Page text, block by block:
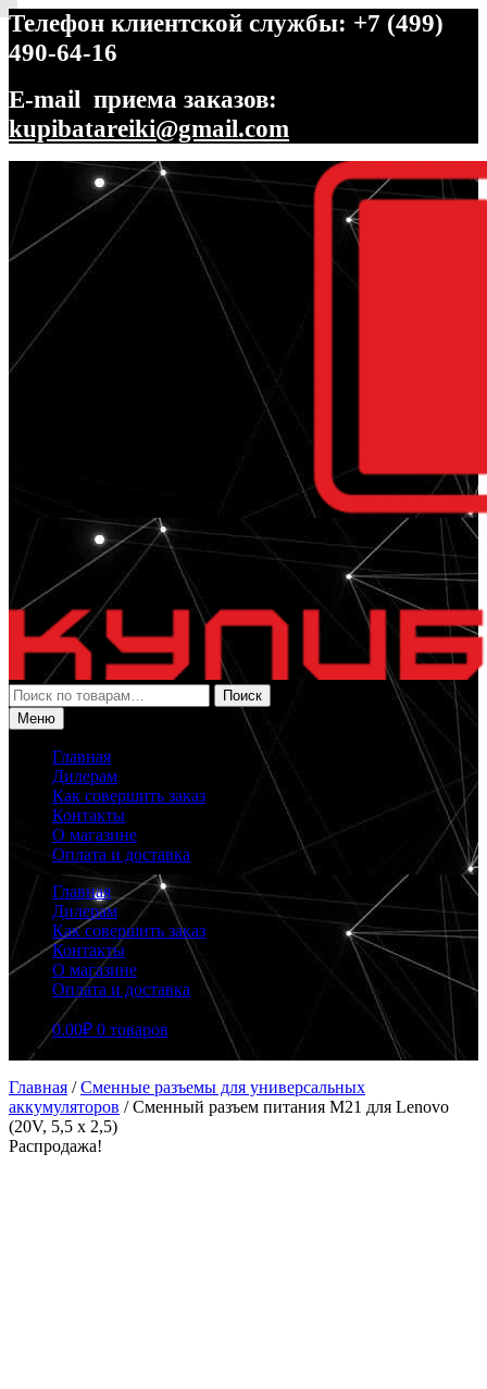
Телефон клиентской службы: +7 (499)
490-64-16
E-mail приема заказов:
kupibatareiki@gmail.com
Перейти
навигации
Перейти
содержимому
Искать:
Поиск
Меню
Главная
Дилерам
Как совершить заказ
Контакты
О магазине
Оплата и доставка
Главная
Дилерам
Как совершить заказ
Контакты
О магазине
Оплата и доставка
0.00₽ 0 товаров
Главная /Сменные разъемы для универсальных
аккумуляторов /Сменный разъем питания M21 для Lenovo
(20V, 5,5 x 2,5)
Распродажа!